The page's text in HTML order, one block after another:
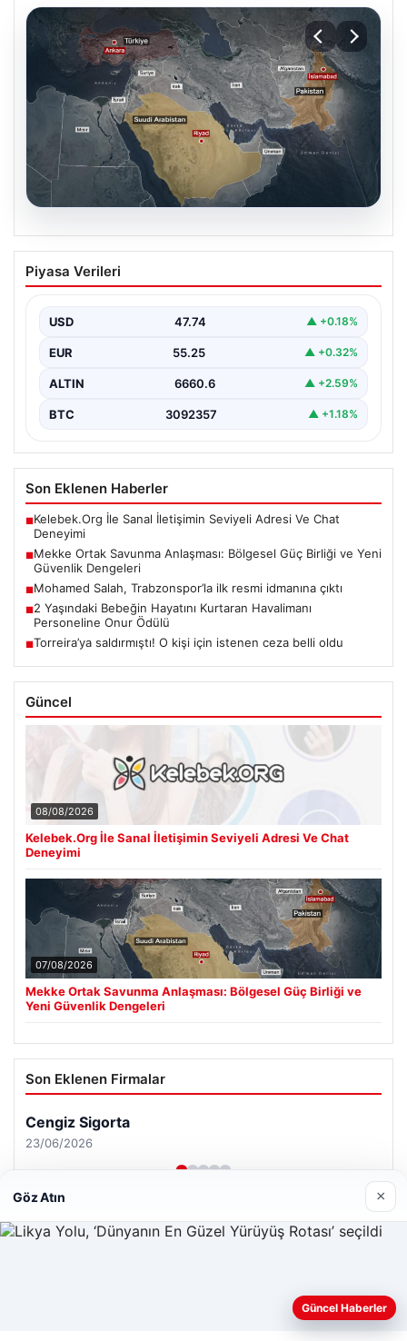
Mekke Ortak Savunma Anlaşması:
Bölgesel Güç Birliği ve Yeni Güvenlik
Türkiye, Suudi Arabistan ve Pakistan arasında yapılan
bölgesel…
Piyasa Verileri
USD 47.74 ▲ +0.18%
EUR 55.25 ▲ +0.32%
ALTIN 6660.6 ▲ +2.59%
BTC 3092357 ▲ +1.18%
Son Eklenen Haberler
■Kelebek.Org İle Sanal İletişimin Seviyeli Adresi Ve Chat
Deneyimi
■Mekke Ortak Savunma Anlaşması: Bölgesel Güç Birliği ve Yeni
Güvenlik Dengeleri
■Mohamed Salah, Trabzonspor’la ilk resmi idmanına çıktı
■2 Yaşındaki Bebeğin Hayatını Kurtaran Havalimanı
Personeline Onur Ödülü
■Torreira’ya saldırmıştı! O kişi için istenen ceza belli oldu
Güncel
08/08/2026
Kelebek.Org İle Sanal İletişimin Seviyeli Adresi Ve Chat
Deneyimi
07/08/2026
Mekke Ortak Savunma Anlaşması: Bölgesel Güç Birliği ve
Yeni Güvenlik Dengeleri
Son Eklenen Firmalar
Web sitemizi nasıl kullandığınızı daha iyi anlayabilmek,
deneyiminizi kişiselleştirmek ve geliştirmek amacıyla çerezler
Göz Atın ×
Güncel Haberler